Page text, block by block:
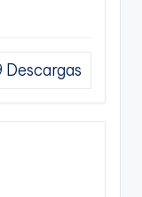
Descargas